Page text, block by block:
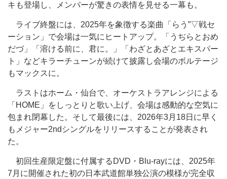
キも登場し、メンバーが驚きの表情を見せる一幕も。
ライブ終盤には、2025年を象徴する楽曲「らう”▽戦セ
ーション」で会場は一気にヒートアップ。「うぢらとおめ
だづ」「溶ける前に、君に。」「わざとあざとエキスパー
ト」などキラーチューンが続けて披露し会場のボルテージ
もマックスに。
ラストはホーム・仙台で、オーケストラアレンジによる
「HOME」をしっとりと歌い上げ、会場は感動的な空気に
包まれ閉幕した。そして最後には、2026年3月18日に早く
もメジャー2ndシングルをリリースすることが発表され
た。
初回生産限定盤に付属するDVD・Blu-rayには、2025年
7月に開催された初の日本武道館単独公演の模様が完全収